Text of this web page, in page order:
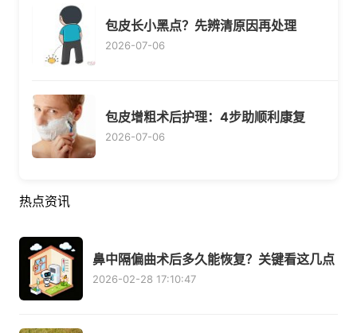
包皮长小黑点？先辨清原因再处理
2026-07-06
包皮增粗术后护理：4步助顺利康复
2026-07-06
热点资讯
鼻中隔偏曲术后多久能恢复？关键看这几点
2026-02-28 17:10:47